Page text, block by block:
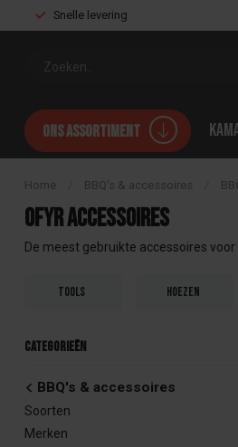
Snelle levering
Ons assortiment
Home BBQ's & accessoires
OFYR accessoires
De meest gebruikte accessoires voor
Tools Hoezen
Categorieën
BBQ's & accessoires
Soorten
Merken